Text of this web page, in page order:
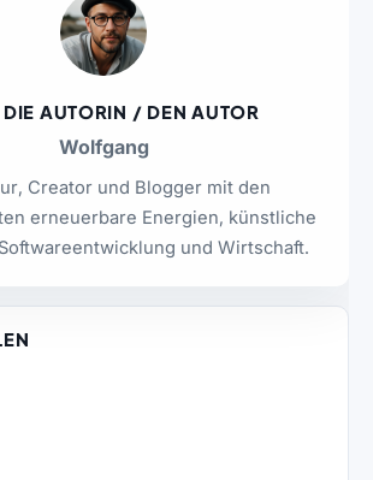
DIE AUTORIN / DEN AUTOR
Wolfgang
Creator und Blogger mit den
erneuerbare Energien, künstliche
und Wirtschaft.